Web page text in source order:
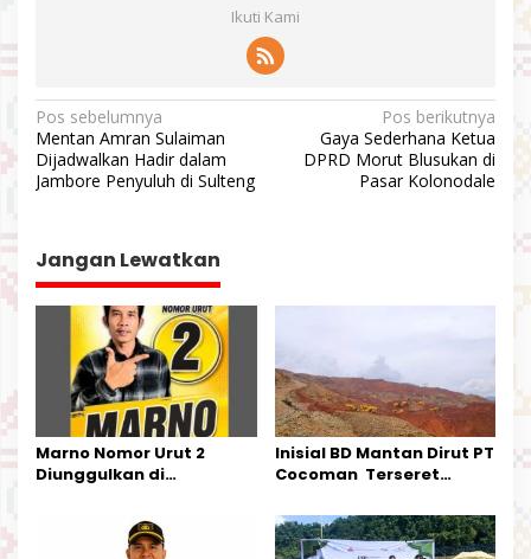
Ikuti Kami
N
a
v
g
a
s
Pos sebelumnya
Mentan Amran Sulaiman
Dijadwalkan Hadir dalam
Jambore Penyuluh di Sulteng
Pos berikutnya
Gaya Sederhana Ketua
DPRD Morut Blusukan di
Pasar Kolonodale
Jangan Lewatkan
Marno Nomor Urut 2
Diunggulkan di
Kesederhanaannya Jadi
Harapan Warga
Inisial BD Mantan Dirut PT
Cocoman Terseret
Tata Kelola Tambang
Kalimantan Barat